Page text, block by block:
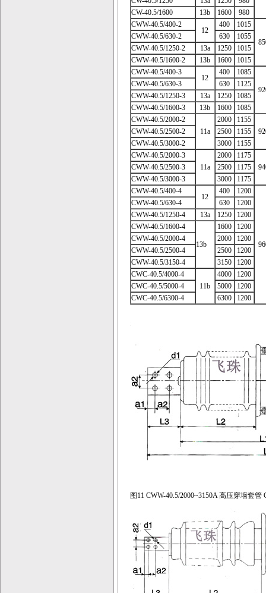
CW-40.5/1600
13b 1600
980
CWW-40.5/400-2
12
400 1015
CWW-40.5/630-2 630
1055
CWW-40.5/1250-2
13a 1250
1015
CWW-40.5/1600-2
13b 1600
1015
CWW-40.5/400-3
12
400 1085
CWW-40.5/630-3 630
1125
CWW-40.5/1250-3
13a 1250
1085
CWW-40.5/1600-3
13b 1600
1085
CWW-40.5/2000-2
11a
2000
1155
CWW-40.5/2500-2 2500
1155
CWW-40.5/3000-2
3000
1155
CWW-40.5/2000-3
11a
2000
1175
CWW-40.5/2500-3 2500
1175
CWW-40.5/3000-3
3000
1175
CWW-40.5/400-4
12
400 1200
CWW-40.5/630-4 630
1200
CWW-40.5/1250-4
13a 1250
1200
CWW-40.5/1600-4
13b
1600
1200
CWW-40.5/2000-4
2000
1200
CWW-40.5/2500-4
2500
1200
CWW-40.5/3150-4
3150
1200
CWC-40.5/4000-4
11b
4000
1200
CWC-40.5/5000-4
5000
1200
CWC-40.5/6300-4
6300 1200
图11 CWW-40.5/2000~3150A 高压穿墙套管